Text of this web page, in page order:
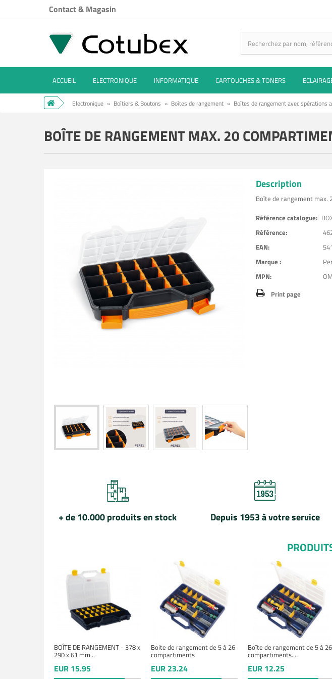
Contact & Magasin
ACCUEIL ELECTRONIQUE INFORMATIQUE CARTOUCHES & TONERS
Electronique » Boîtiers & Boutons » Boîtes de rangement » Boîtes de rangement avec spérations
BOÎTE DE RANGEMENT MAX. 20
Description
Boîte de rangement max.
Référence catalogue:
Référence:
EAN:
Marque :
MPN:
Print page
+ de 10.000 produits en stock Depuis 1953 à votre service
BOÎTE DE RANGEMENT - 378 x
290 x 61 mm...
EUR 15.95
Boite de rangement de 5 à 26
compartiments
EUR 23.24
Boîte de rangement de 5 à 26
compartiments...
EUR 12.25